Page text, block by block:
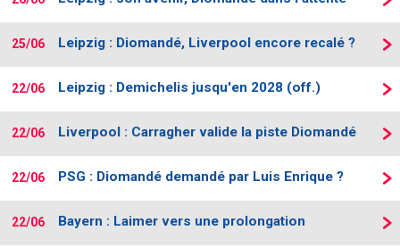
25/06 Leipzig : Diomandé, Liverpool encore recalé ?
22/06 Leipzig : Demichelis jusqu'en 2028 (off.)
22/06 Liverpool : Carragher valide la piste Diomandé
22/06 PSG : Diomandé demandé par Luis Enrique ?
22/06 Bayern : Laimer vers une prolongation